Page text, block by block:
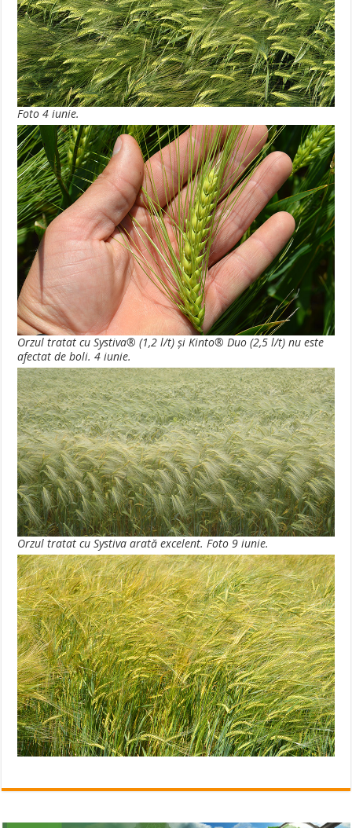
Foto 4 iunie.
Orzul tratat cu Systiva® (1,2 l/t) şi Kinto® Duo (2,5 l/t) nu este
afectat de boli. 4 iunie.
Orzul tratat cu Systiva arată excelent. Foto 9 iunie.